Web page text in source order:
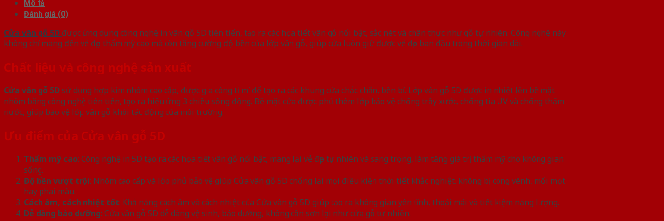
Mô tả
Đánh giá (0)
Cửa vân gỗ 5D được ứng dụng công nghệ in vân gỗ 5D tiên tiến, tạo ra các họa tiết vân gỗ nổi bật, sắc nét và chân thực như gỗ tự nhiên. Công nghệ này
không chỉ mang đến vẻ đẹp thẩm mỹ cao mà còn tăng cường độ bền của lớp vân gỗ, giúp cửa luôn giữ được vẻ đẹp ban đầu trong thời gian dài.
Chất liệu và công nghệ sản xuất
Cửa vân gỗ 5Dsử dụng hợp kim nhôm cao cấp, được gia công tỉ mỉ để tạo ra các khung cửa chắc chắn, bền bỉ. Lớp vân gỗ 5D được in nhiệt lên bề mặt
nhôm bằng công nghệ tiên tiến, tạo ra hiệu ứng 3 chiều sống động. Bề mặt cửa được phủ thêm lớp bảo vệ chống trầy xước, chống tia UV và chống thấm
nước, giúp bảo vệ lớp vân gỗ khỏi tác động của môi trường.
Ưu điểm của Cửa vân gỗ 5D
Thẩm mỹ cao: Công nghệ in 5D tạo ra các họa tiết vân gỗ nổi bật, mang lại vẻ đẹp tự nhiên và sang trọng, làm tăng giá trị thẩm mỹ cho không gian
sống.
Độ bền vượt trội: Nhôm cao cấp và lớp phủ bảo vệ giúp Cửa vân gỗ 5D chống lại mọi điều kiện thời tiết khắc nghiệt, không bị cong vênh, mối mọt
hay phai màu.
Cách âm, cách nhiệt tốt: Khả năng cách âm và cách nhiệt của Cửa vân gỗ 5D giúp tạo ra không gian yên tĩnh, thoải mái và tiết kiệm năng lượng.
Dễ dàng bảo dưỡng: Cửa vân gỗ 5D dễ dàng vệ sinh, bảo dưỡng, không cần sơn lại như cửa gỗ tự nhiên.